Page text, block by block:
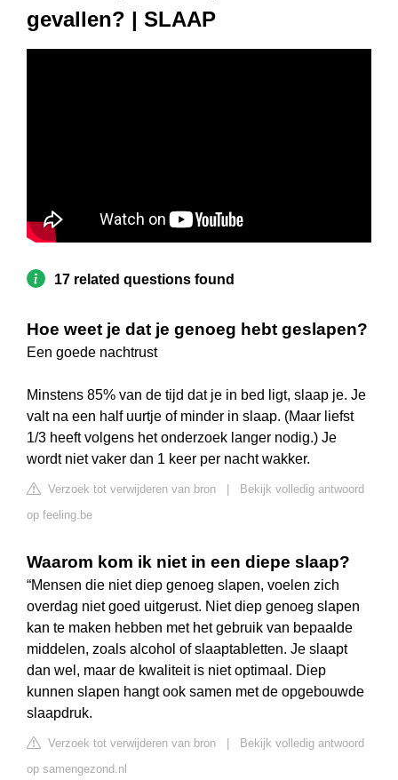
gevallen? | SLAAP
17 related questions found
Hoe weet je dat je genoeg hebt geslapen?
Een goede nachtrust
Minstens 85% van de tijd dat je in bed ligt, slaap je. Je
valt na een half uurtje of minder in slaap. (Maar liefst
1/3 heeft volgens het onderzoek langer nodig.) Je
wordt niet vaker dan 1 keer per nacht wakker.
Verzoek tot verwijderen van bron
Bekijk volledig antwoord
op feeling.be
Waarom kom ik niet in een diepe slaap?
“Mensen die niet diep genoeg slapen, voelen zich
overdag niet goed uitgerust. Niet diep genoeg slapen
kan te maken hebben met het gebruik van bepaalde
middelen, zoals alcohol of slaaptabletten. Je slaapt
dan wel, maar de kwaliteit is niet optimaal. Diep
kunnen slapen hangt ook samen met de opgebouwde
slaapdruk.
Verzoek tot verwijderen van bron
Bekijk volledig antwoord
op samengezond.nl